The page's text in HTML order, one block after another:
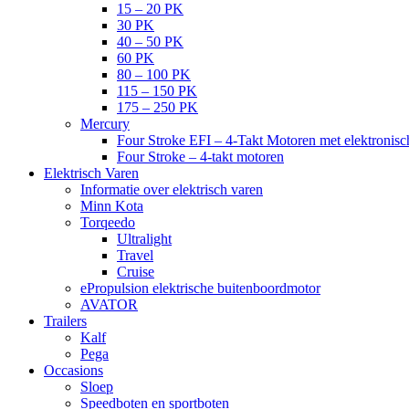
15 – 20 PK
30 PK
40 – 50 PK
60 PK
80 – 100 PK
115 – 150 PK
175 – 250 PK
Mercury
Four Stroke EFI – 4-Takt Motoren met
Four Stroke – 4-takt motoren
Elektrisch Varen
Informatie over elektrisch varen
Minn Kota
Torqeedo
Ultralight
Travel
Cruise
ePropulsion elektrische buitenboordmotor
AVATOR
Trailers
Kalf
Pega
Occasions
Sloep
Speedboten en sportboten